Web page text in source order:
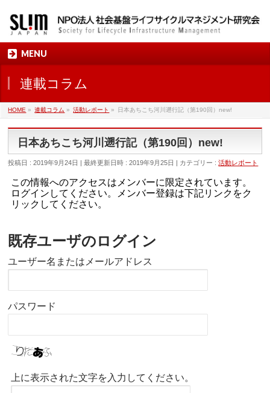
MENU
連載コラム
HOME » 連載コラム » 活動レポート » 日本あちこち河川遡行記（第190回）new!
日本あちこち河川遡行記（第190回）new!
投稿日 : 2019年9月24日 最終更新日時 : 2019年9月25日 カテゴリー :活動レポート
この情報へのアクセスはメンバーに限定されています。
ログインしてください。メンバー登録は下記リンクをク
リックしてください。
既存ユーザのログイン
ユーザー名またはメールアドレス
パスワード
上に表示された文字を入力してください。